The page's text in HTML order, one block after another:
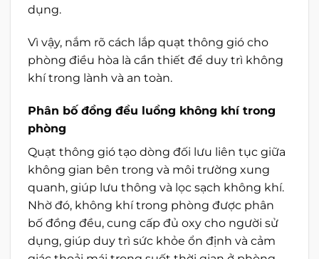
dụng.
Vì vậy, nắm rõ cách lắp quạt thông gió cho
phòng điều hòa là cần thiết để duy trì không
khí trong lành và an toàn.
Phân bố đồng đều luồng không khí trong
phòng
Quạt thông gió tạo dòng đối lưu liên tục giữa
không gian bên trong và môi trường xung
quanh, giúp lưu thông và lọc sạch không khí.
Nhờ đó, không khí trong phòng được phân
bố đồng đều, cung cấp đủ oxy cho người sử
dụng, giúp duy trì sức khỏe ổn định và cảm